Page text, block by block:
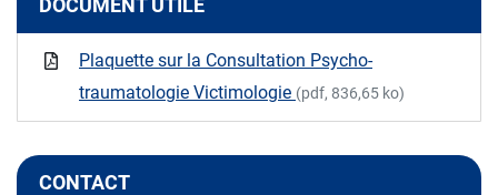
DOCUMENT UTILE
Plaquette sur la Consultation Psycho-
traumatologie Victimologie (pdf, 836,65 ko)
CONTACT